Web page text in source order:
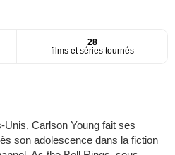
28
films et séries tournés
Carlson Young fait ses
son adolescence dans la fiction